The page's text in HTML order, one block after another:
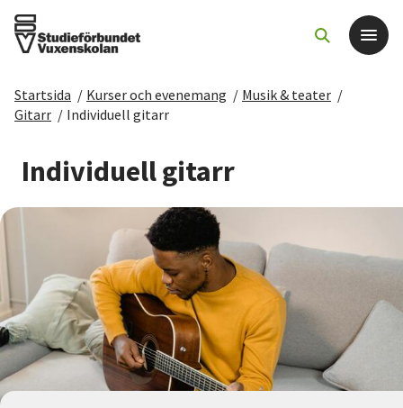
Det här gör vi
För dig som
Sök kurser och evenemang
Om SV
Starta studiecirkel
Cirkelledare
Startsida / Kurser och evenemang / Musik & teater /
Gitarr / Individuell gitarr
Individuell gitarr